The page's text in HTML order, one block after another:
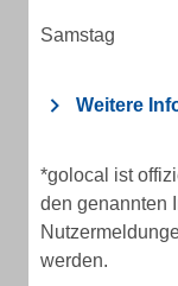
Samstag
Weitere
*golocal ist
den genannten
werden.